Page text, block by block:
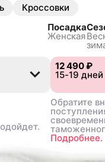
Кроссовки
Посадка
Женская
38.5 39 40
12 490 ₽
15-19 дней
Обратите
Подробнее.
38.5 39 40
12 490 ₽
15-19 дней
Обратите
Подробнее.